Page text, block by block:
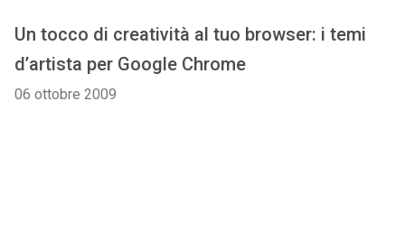
Un tocco di creatività al tuo browser: i temi
d’artista per Google Chrome
06 ottobre 2009